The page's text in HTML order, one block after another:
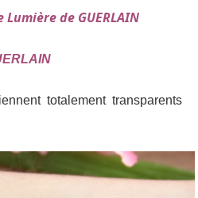
de GUERLAIN
totalement transparents